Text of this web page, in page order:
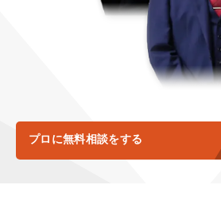
YouTubeディレクター
ミッション・ビジョン・バリュー
代表メッセージ（岩野圭佑）
認定パートナー
プロに無料相談をする